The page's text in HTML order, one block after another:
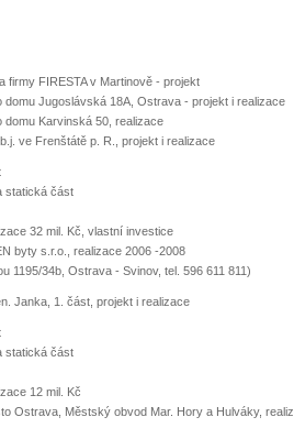
firmy FIRESTA v Martinově - projekt
domu Jugoslávská 18A, Ostrava - projekt i realizace
domu Karvinská 50, realizace
ve Frenštátě p. R., projekt i realizace
statická část
32 mil. Kč, vlastní investice
byty s.r.o., realizace 2006 -2008
1195/34b, Ostrava - Svinov, tel. 596 611 811)
Janka, 1. část, projekt i realizace
statická část
12 mil. Kč
Ostrava, Městský obvod Mar. Hory a Hulváky,